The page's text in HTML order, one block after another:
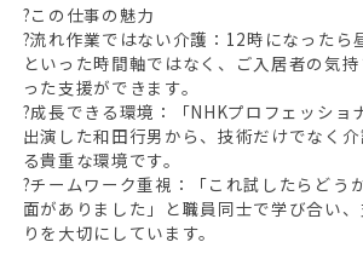
?この仕事の魅力
?流れ作業ではない介護：12時になったら
といった時間軸ではなく、ご入居者の気
った支援ができます。
?成長できる環境：「NHKプロフェッショ
出演した和田行男から、技術だけでなく
る貴重な環境です。
?チームワーク重視：「これ試したらどう
面がありました」と職員同士で学び合い
りを大切にしています。